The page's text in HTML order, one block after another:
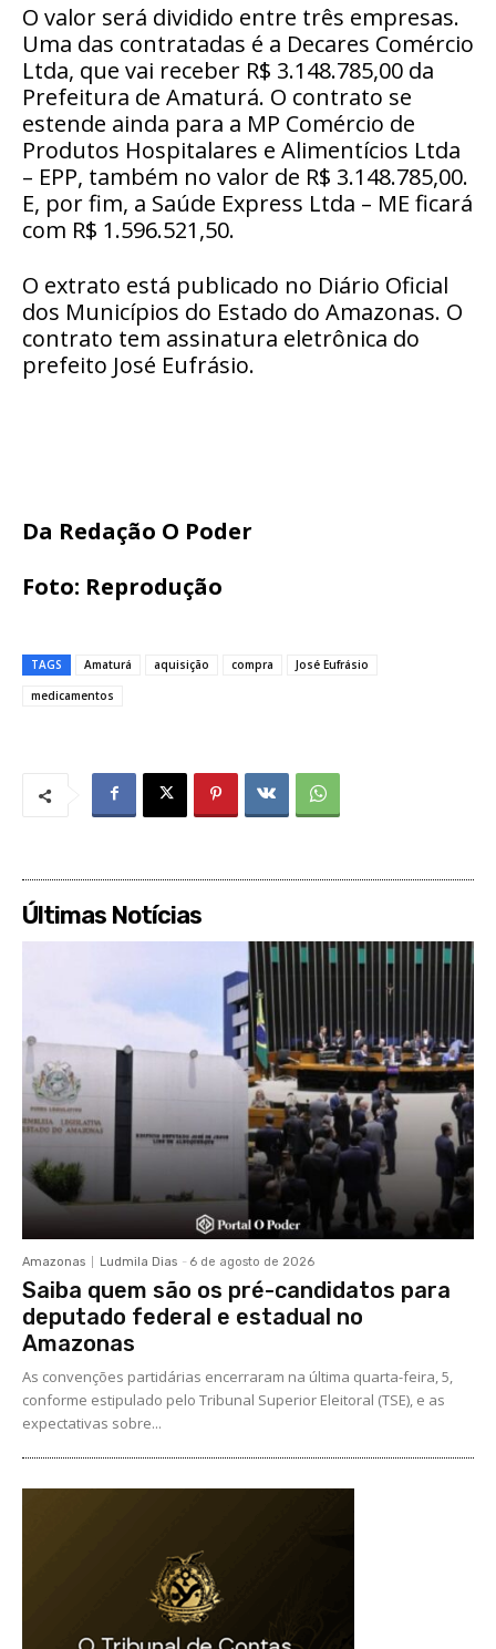
O valor será dividido entre três empresas.
Uma das contratadas é a Decares Comércio
Ltda, que vai receber R$ 3.148.785,00 da
Prefeitura de Amaturá. O contrato se
estende ainda para a MP Comércio de
Produtos Hospitalares e Alimentícios Ltda
– EPP, também no valor de R$ 3.148.785,00.
E, por fim, a Saúde Express Ltda – ME ficará
com R$ 1.596.521,50.
O extrato está publicado no Diário Oficial
dos Municípios do Estado do Amazonas. O
contrato tem assinatura eletrônica do
prefeito José Eufrásio.
Da Redação O Poder
Foto: Reprodução
TAGS Amaturá aquisição compra
José Eufrásio
medicamentos
Últimas Notícias
Amazonas Ludmila Dias - 6 de agosto de 2026
Saiba quem são os pré-candidatos para
deputado federal e estadual no
Amazonas
As convenções partidárias encerraram na última quarta-feira, 5,
conforme estipulado pelo Tribunal Superior Eleitoral (TSE), e as
expectativas sobre...